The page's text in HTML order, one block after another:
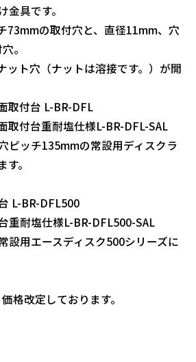
金具です。
73mmの取付穴と、直径11mm、穴
。
ット穴（ナットは溶接です。）が開
取付台 L-BR-DFL
取付台重耐塩仕様L-BR-DFL-SAL
ピッチ135mmの常設用ディスクラ
。
L-BR-DFL500
重耐塩仕様L-BR-DFL500-SAL
設用エースディスク500シリーズに
格改定しております。